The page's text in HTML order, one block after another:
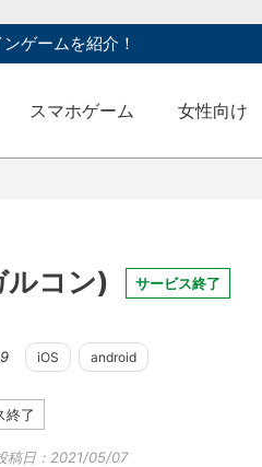
ゲームを紹介！
スマホゲーム 女性向け
ルコン) サービス終了
iOS android
終了
稿日：2021/05/07